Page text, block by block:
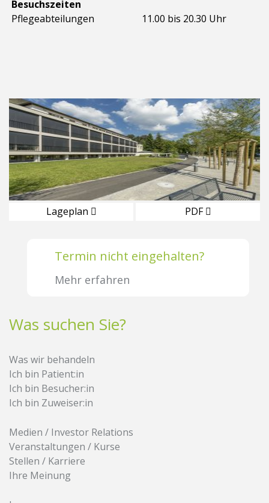
Besuchszeiten
Pflegeabteilungen
11.00 bis 20.30 Uhr
Lageplan PDF
Termin nicht eingehalten?
Mehr erfahren
Was suchen Sie?
Was wir behandeln
Ich bin Patient:in
Ich bin Besucher:in
Ich bin Zuweiser:in
Medien / Investor Relations
Veranstaltungen / Kurse
Stellen / Karriere
Ihre Meinung